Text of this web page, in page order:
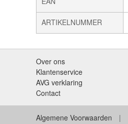
ARTIKELNUMMER
Over ons
Klantenservice
AVG verklaring
Contact
Algemene Voorwaarden